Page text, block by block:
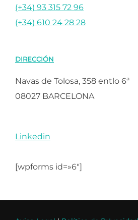
(+34) 93 315 72 96
(+34) 610 24 28 28
DIRECCIÓN
Navas de Tolosa, 358 entlo 6ª
08027 BARCELONA
Linkedin
[wpforms id=»6″]